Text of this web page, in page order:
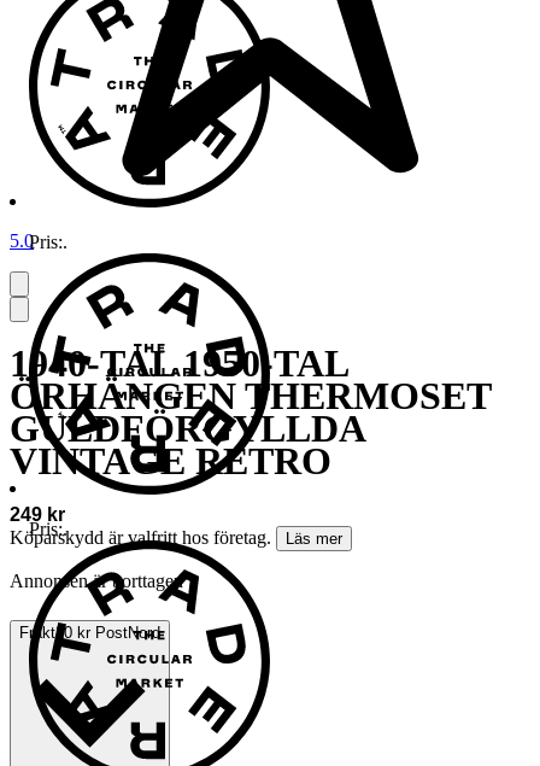
5.0
1940-TAL 1950-TAL
ÖRHÄNGEN THERMOSET
GULDFÖRGYLLDA
VINTAGE RETRO
249 kr
Köparskydd är valfritt hos företag.
Läs mer
Annonsen är borttagen
Frakt20 kr PostNord
Pris:.
Pris:.